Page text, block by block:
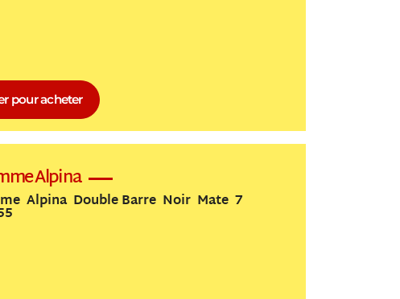
pour acheter
Alpina
Alpina Double Barre Noir Mate 7